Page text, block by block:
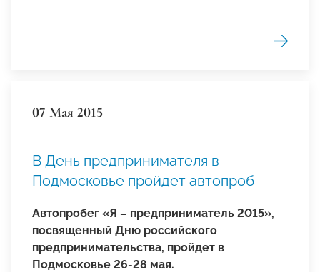
07 Мая 2015
В День предпринимателя в
Подмосковье пройдет автопроб
Автопробег «Я – предприниматель 2015»,
посвященный Дню российского
предпринимательства, пройдет в
Подмосковье 26-28 мая.